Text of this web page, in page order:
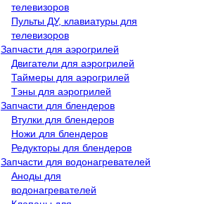
телевизоров
Пульты ДУ, клавиатуры для
телевизоров
Запчасти для аэрогрилей
Двигатели для аэрогрилей
Таймеры для аэрогрилей
Тэны для аэрогрилей
Запчасти для блендеров
Втулки для блендеров
Ножи для блендеров
Редукторы для блендеров
Запчасти для водонагревателей
Аноды для
водонагревателей